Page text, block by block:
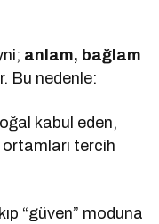
anlam, bağlam
Bu nedenle:
kabul eden,
tercih
“güven” moduna